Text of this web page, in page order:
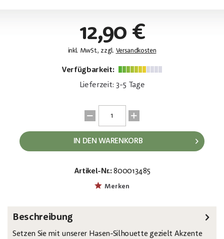
12,90 €
inkl. MwSt., zzgl. Versandkosten
Verfügbarkeit:
Lieferzeit: 3-5 Tage
IN DEN WARENKORB
Artikel-Nr.: 800013485
Merken
Beschreibung
Setzen Sie mit unserer Hasen-Silhouette gezielt Akzente